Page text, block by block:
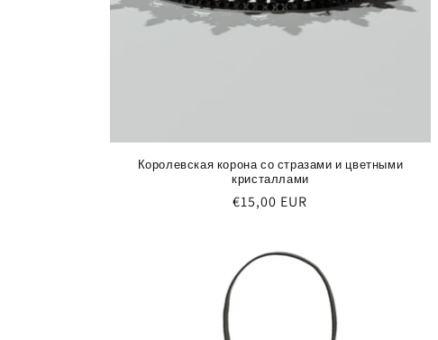
Королевская корона со стразами и цветными
кристаллами
Обычная
€15,00 EUR